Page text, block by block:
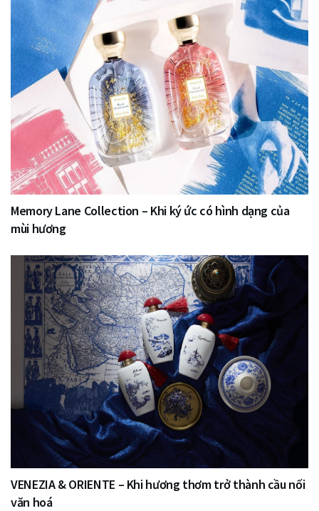
Memory Lane Collection – Khi ký ức có hình dạng của
mùi hương
VENEZIA & ORIENTE – Khi hương thơm trở thành cầu nối
văn hoá